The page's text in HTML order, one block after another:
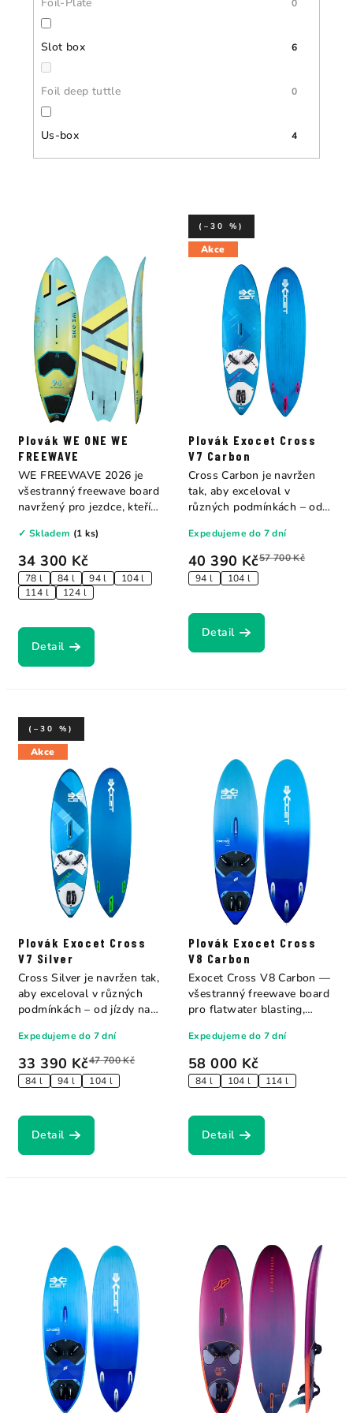
0
Slot box 6
Foil deep tuttle 0
Us-box 4
Plovák WE ONE WE
FREEWAVE
34 300 Kč
78 l 84 l 94 l
104 l
114 l
124 l
✓ Skladem (1 ks)
Detail
WE FREEWAVE 2026 je
všestranný freewave board
navržený pro jezdce, kteří
Akce
Plovák Exocet Cross
V7 Carbon
40 390 Kč57 700 Kč
(–30 %)
94 l 104 l
Expedujeme do 7 dní
Detail
Cross Carbon je navržen
tak, aby exceloval v
různých podmínkách – od
Akce
Plovák Exocet Cross
V7 Silver
33 390 Kč47 700 Kč
(–30 %)
84 l 94 l 104 l
Expedujeme do 7 dní
Detail
Cross Silver je navržen tak,
aby exceloval v různých
podmínkách – od jízdy na
Plovák Exocet Cross
V8 Carbon
58 000 Kč
84 l 104 l 114 l
Expedujeme do 7 dní
Detail
Exocet Cross V8 Carbon —
všestranný freewave board
pro flatwater blasting,